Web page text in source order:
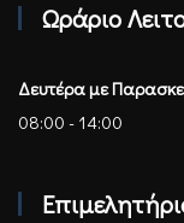
Ωράριο
Δευτέρα με
08:00 - 14:00